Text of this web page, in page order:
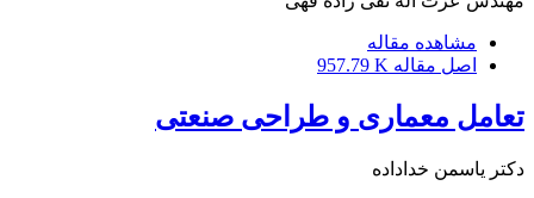
مشاهده مقاله
اصل مقاله 957.79 K
تعامل معماری و طراحی صنعتی
دکتر یاسمن خداداده